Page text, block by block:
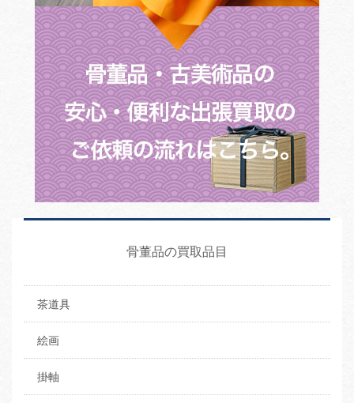
骨董品の買取品目
茶道具
絵画
掛軸